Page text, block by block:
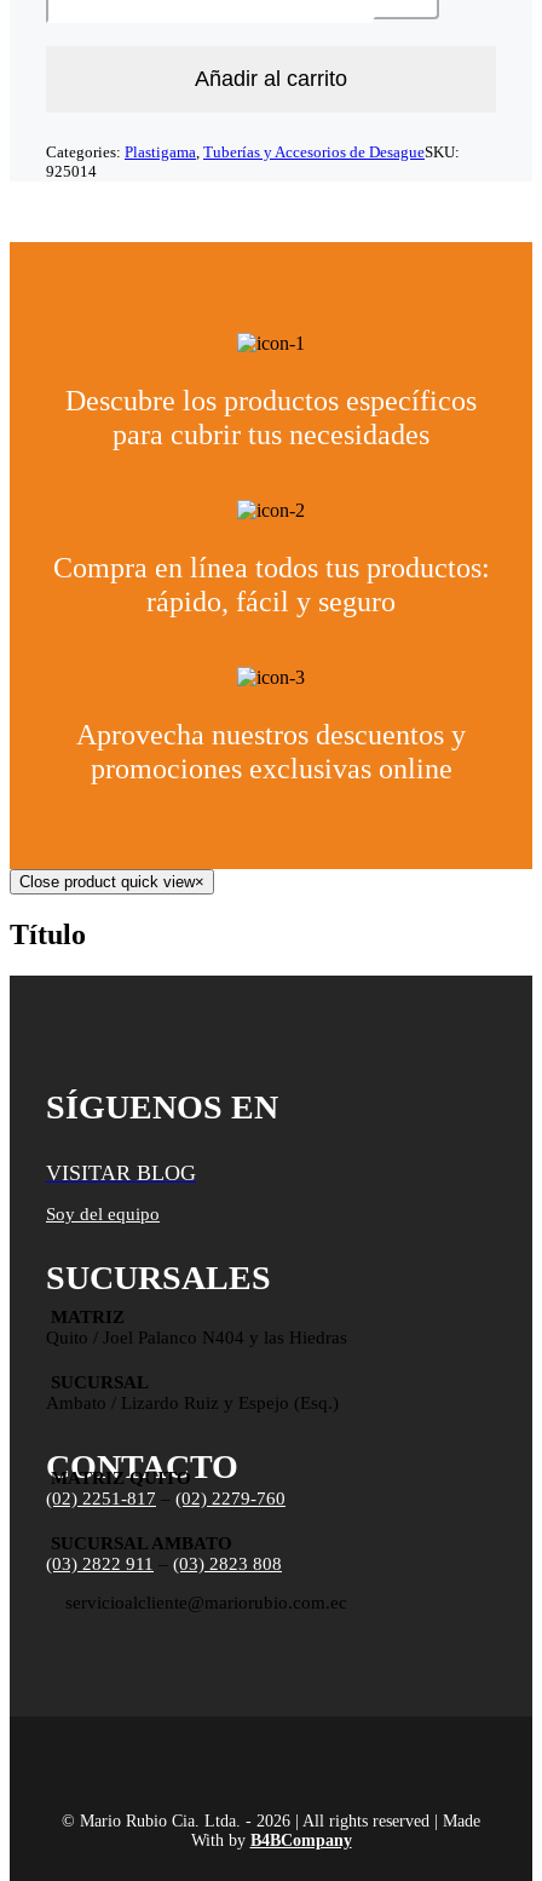
Añadir al carrito
Categories: Plastigama, Tuberías y Accesorios de DesagueSKU:
925014
Descubre los productos específicos
para cubrir tus necesidades
Compra en línea todos tus productos:
rápido, fácil y seguro
Aprovecha nuestros descuentos y
promociones exclusivas online
Close product quick view×
Título
SÍGUENOS EN
VISITAR BLOG
Soy del equipo
SUCURSALES
MATRIZ
Quito / Joel Palanco N404 y las Hiedras
SUCURSAL
Ambato / Lizardo Ruiz y Espejo (Esq.)
CONTACTO
MATRIZ QUITO
(02) 2251-817 – (02) 2279-760
SUCURSAL AMBATO
(03) 2822 911 – (03) 2823 808
servicioalcliente@mariorubio.com.ec
© Mario Rubio Cia. Ltda. - 2026 | All rights reserved | Made
With by B4BCompany